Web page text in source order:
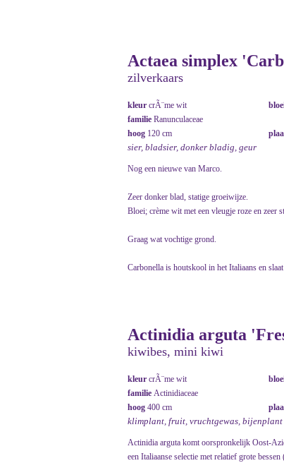
Actaea simplex
zilverkaars
kleur crÃ¨me wit
familie Ranunculaceae
hoog 120 cm
sier, bladsier, donker bladig, geur
Nog een nieuwe van Marco.
Zeer donker blad, statige groeiwijze.
Bloei; crème wit met een vleugje roze en zeer
Graag wat vochtige grond.
Carbonella is houtskool in het Italiaans en
Actinidia arguta
kiwibes, mini kiwi
kleur crÃ¨me wit
familie Actinidiaceae
hoog 400 cm
klimplant, fruit, vruchtgewas, bijenplant
Actinidia arguta komt oorspronkelijk Oost-
een Italiaanse selectie met relatief grote